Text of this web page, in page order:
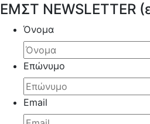
ΕΜΣΤ NEWSLETTER
Όνομα
Επώνυμο
Email